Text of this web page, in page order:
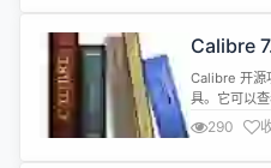
化，夜莺是
夜莺，即可
Calibre
源电子
Calibre 开源
具。它可以
电子书。
Windows
式发布，此
290